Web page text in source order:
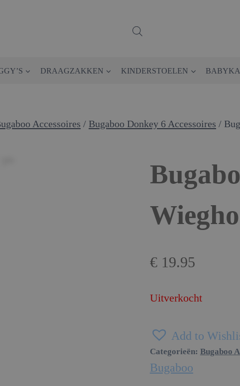
DRAAGZAKKEN KINDERSTOELEN
Accessoires / Bugaboo Donkey 6 Accessoires /
€ 19.95
Uitverkocht
Add to
Categorieën: Bugaboo
Bugaboo